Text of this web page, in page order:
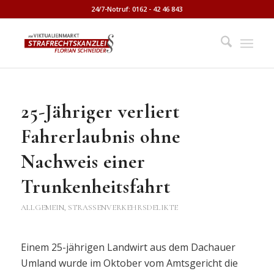
24/7-Notruf: 0162 - 42 46 843
25-Jähriger verliert
Fahrerlaubnis ohne
Nachweis einer
Trunkenheitsfahrt
ALLGEMEIN, STRASSENVERKEHRSDELIKTE
Einem 25-jährigen Landwirt aus dem Dachauer
Umland wurde im Oktober vom Amtsgericht die